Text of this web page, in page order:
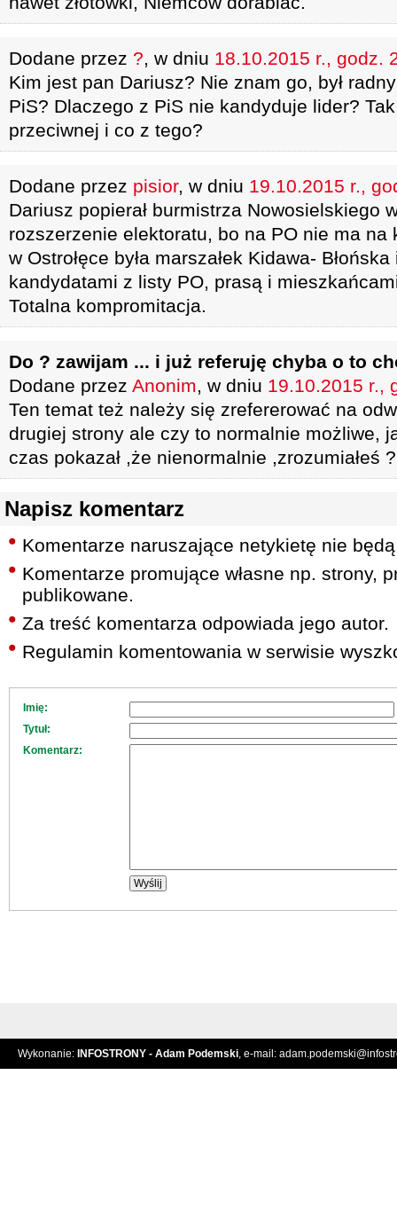
Dodane przez ?, w dniu 18.10.2015 r., godz.
Kim jest pan Dariusz? Nie znam go, był
PiS? Dlaczego z PiS nie kandyduje lider?
przeciwnej i co z tego?
Dodane przez pisior, w dniu 19.10.2015 r.,
Dariusz popierał burmistrza Nowosielskiego
rozszerzenie elektoratu, bo na PO nie ma na
w Ostrołęce była marszałek Kidawa-
kandydatami z listy PO, prasą i
Totalna kompromitacja.
Do ? zawijam ... i już referuję chyba o to
Dodane przez Anonim, w dniu 19.10.2015 r.,
Ten temat też należy się zrefererować na
drugiej strony ale czy to normalnie możliwe,
czas pokazał ,że nienormalnie ,zrozumiałeś ?
Napisz komentarz
Komentarze naruszające netykietę nie
Komentarze promujące własne np. strony,
publikowane.
Za treść komentarza odpowiada jego autor.
Regulamin komentowania w serwisie
Imię:
Tytuł:
Komentarz:
Wykonanie: INFOSTRONY - Adam Podemski, e-mail: